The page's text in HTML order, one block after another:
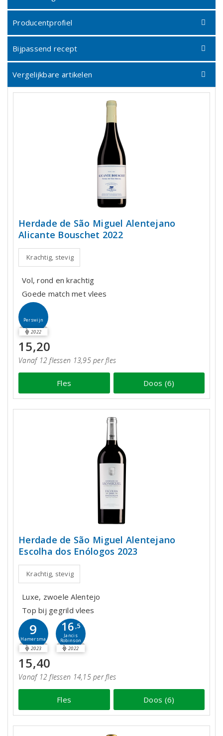
Producentprofiel
Bijpassend recept
Vergelijkbare artikelen
Herdade de São Miguel Alentejano
Alicante Bouschet 2022
Krachtig, stevig
Vol, rond en krachtig
Goede match met vlees
Perswijn
2022
15,20
Vanaf 12 flessen 13,95 per fles
Fles Doos (6)
Herdade de São Miguel Alentejano
Escolha dos Enólogos 2023
Krachtig, stevig
Luxe, zwoele Alentejo
Top bij gegrild vlees
9
Hamersma
2023
16 ,5
Jancis
Robinson
2022
15,40
Vanaf 12 flessen 14,15 per fles
Fles Doos (6)